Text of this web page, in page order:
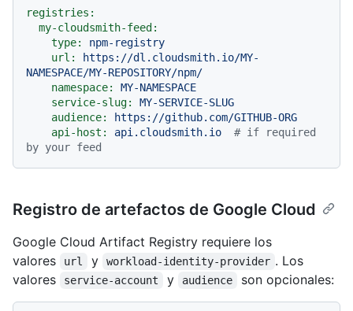
registries:
my-cloudsmith-feed:
type:
npm-registry
url:
https://dl.cloudsmith.io/MY-
NAMESPACE/MY-REPOSITORY/npm/
namespace:
MY-NAMESPACE
service-slug:
MY-SERVICE-SLUG
audience:
https://github.com/GITHUB-ORG
api-host:
api.cloudsmith.io
# if required
by your feed
Registro de artefactos de Google Cloud
Google Cloud Artifact Registry requiere los
valores
url y workload-identity-provider . Los
valores
service-account y audience son opcionales: